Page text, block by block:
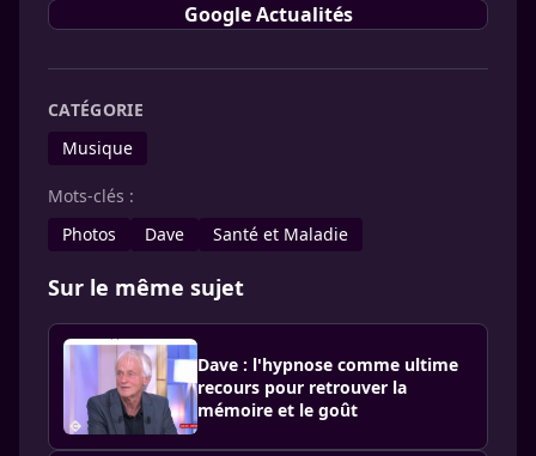
Google Actualités
CATÉGORIE
Musique
Mots-clés :
Photos
Dave Santé et Maladie
Sur le même sujet
Dave : l'hypnose comme ultime
recours pour retrouver la
mémoire et le goût